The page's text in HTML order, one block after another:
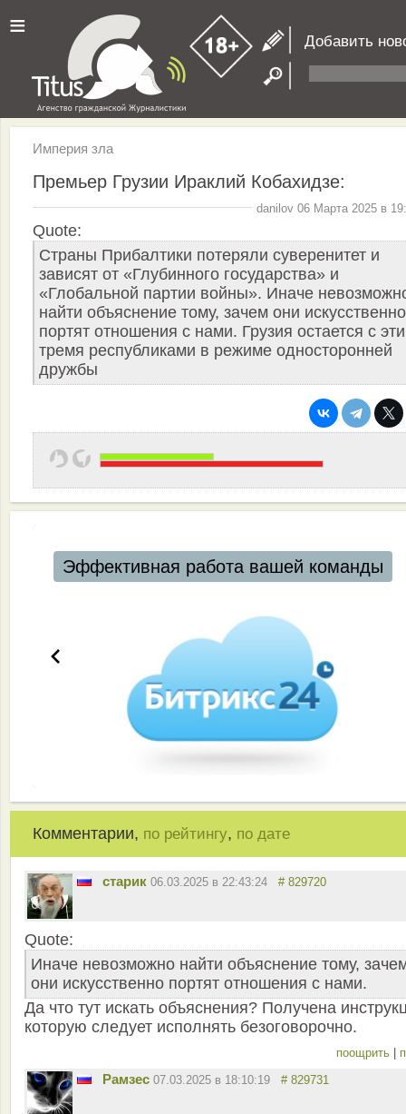
≡ Добавить
Империя зла
Премьер Грузии Ираклий Кобахидзе:
danilov 06 Марта 2025 в
Quote:
Страны Прибалтики потеряли суверенитет и
зависят от «Глубинного государства» и
«Глобальной партии войны». Иначе
найти объяснение тому, зачем они искусственно
портят отношения с нами. Грузия остается с
тремя республиками в режиме односторонней
дружбы
Эффективная работа вашей команды
Комментарии, по рейтингу, по дате
старик 06.03.2025 в 22:43:24 # 829720
Quote:
Иначе невозможно найти объяснение тому,
они искусственно портят отношения с нами.
Да что тут искать объяснения? Получена
которую следует исполнять безоговорочно.
поощрить
Рамзес 07.03.2025 в 18:10:19 # 829731